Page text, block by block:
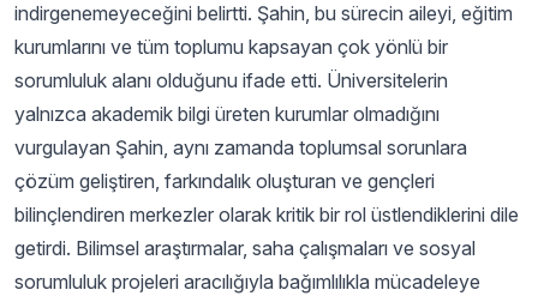
indirgenemeyeceğini belirtti. Şahin, bu sürecin aileyi, eğitim
kurumlarını ve tüm toplumu kapsayan çok yönlü bir
sorumluluk alanı olduğunu ifade etti. Üniversitelerin
yalnızca akademik bilgi üreten kurumlar olmadığını
vurgulayan Şahin, aynı zamanda toplumsal sorunlara
çözüm geliştiren, farkındalık oluşturan ve gençleri
bilinçlendiren merkezler olarak kritik bir rol üstlendiklerini dile
getirdi. Bilimsel araştırmalar, saha çalışmaları ve sosyal
sorumluluk projeleri aracılığıyla bağımlılıkla mücadeleye